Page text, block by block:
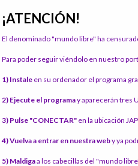
¡ATENCIÓN!
El denominado "mundo libre" ha
Para poder seguir viéndolo en nuestro
1) Instale en su ordenador el programa
2) Ejecute el programay aparecerán tres
3) Pulse "CONECTAR" en la ubicación
4) Vuelva a entrar en nuestra weby ya
5) Maldigaa los cabecillas del "mundo